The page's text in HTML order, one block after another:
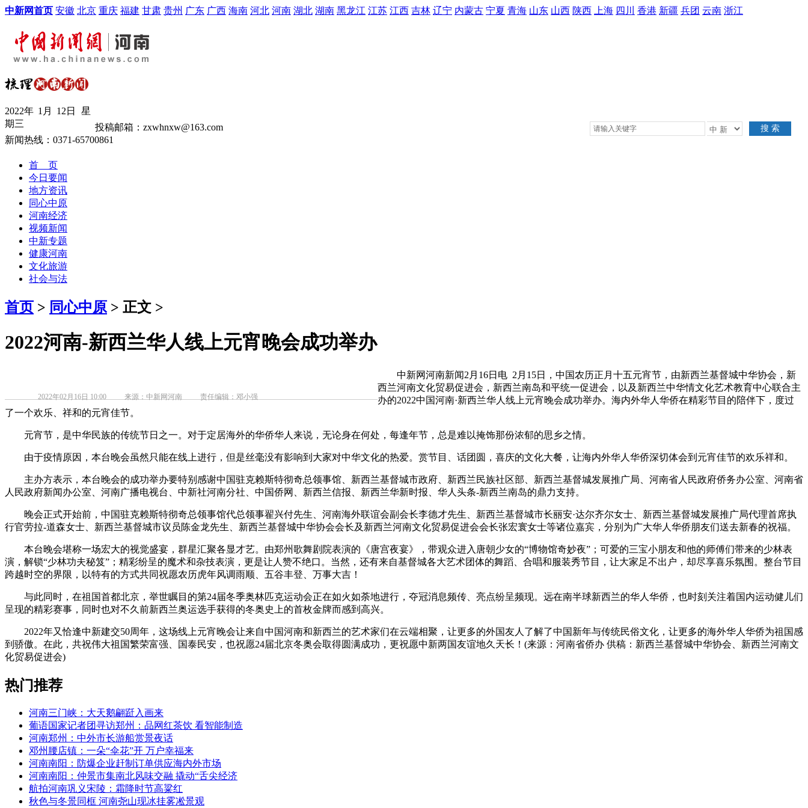
中新网首页 安徽 北京 重庆 福建 甘肃 贵州 广东 广西 海南 河北 河南 湖北 湖南 黑龙江 江苏 江西 吉林 辽宁 内蒙古 宁夏 青海 山东 山西 陕西 上海 四川 香港 新疆 兵团 云南 浙江
2022年 1月 12日
星
期三
搜 索
投稿邮箱：zxwhnxw@163.com
新闻热线：0371-65700861
首 页
今日要闻
地方资讯
同心中原
河南经济
视频新闻
中新专题
健康河南
文化旅游
社会与法
首页 > 同心中原 > 正文 >
2022河南-新西兰华人线上元宵晚会成功举办
2022年02月16日 10:00 来源：中新网河南 责任编辑：邓小强
中新网河南新闻2月16日电 2月15日，中国农历正月十五元宵节，由新西兰基督城中华协会，新
西兰河南文化贸易促进会，新西兰南岛和平统一促进会，以及新西兰中华情文化艺术教育中心联合主
办的2022中国河南·新西兰华人线上元宵晚会成功举办。海内外华人华侨在精彩节目的陪伴下，度过
了一个欢乐、祥和的元宵佳节。
元宵节，是中华民族的传统节日之一。对于定居海外的华侨华人来说，无论身在何处，每逢年节，总是难以掩饰那份浓郁的思乡之情。
由于疫情原因，本台晚会虽然只能在线上进行，但是丝毫没有影响到大家对中华文化的热爱。赏节目、话团圆，喜庆的文化大餐，让海内外华人华侨深切体会到元宵佳节的欢乐祥和。
主办方表示，本台晚会的成功举办要特别感谢中国驻克赖斯特彻奇总领事馆、新西兰基督城市政府、新西兰民族社区部、新西兰基督城发展推广局、河南省人民政府侨务办公室、河南省
人民政府新闻办公室、河南广播电视台、中新社河南分社、中国侨网、新西兰信报、新西兰华新时报、华人头条-新西兰南岛的鼎力支持。
晚会正式开始前，中国驻克赖斯特彻奇总领事馆代总领事翟兴付先生、河南海外联谊会副会长李德才先生、新西兰基督城市长丽安·达尔齐尔女士、新西兰基督城发展推广局代理首席执
行官劳拉-道森女士、新西兰基督城市议员陈金龙先生、新西兰基督城中华协会会长及新西兰河南文化贸易促进会会长张宏寰女士等诸位嘉宾，分别为广大华人华侨朋友们送去新春的祝福。
本台晚会堪称一场宏大的视觉盛宴，群星汇聚各显才艺。由郑州歌舞剧院表演的《唐宫夜宴》，带观众进入唐朝少女的“博物馆奇妙夜”；可爱的三宝小朋友和他的师傅们带来的少林表
演，解锁“少林功夫秘笈”；精彩纷呈的魔术和杂技表演，更是让人赞不绝口。当然，还有来自基督城各大艺术团体的舞蹈、合唱和服装秀节目，让大家足不出户，却尽享喜乐氛围。整台节目
跨越时空的界限，以特有的方式共同祝愿农历虎年风调雨顺、五谷丰登、万事大吉！
与此同时，在祖国首都北京，举世瞩目的第24届冬季奥林匹克运动会正在如火如荼地进行，夺冠消息频传、亮点纷呈频现。远在南半球新西兰的华人华侨，也时刻关注着国内运动健儿们
呈现的精彩赛事，同时也对不久前新西兰奥运选手获得的冬奥史上的首枚金牌而感到高兴。
2022年又恰逢中新建交50周年，这场线上元宵晚会让来自中国河南和新西兰的艺术家们在云端相聚，让更多的外国友人了解了中国新年与传统民俗文化，让更多的海外华人华侨为祖国感
到骄傲。在此，共祝伟大祖国繁荣富强、国泰民安，也祝愿24届北京冬奥会取得圆满成功，更祝愿中新两国友谊地久天长！(来源：河南省侨办 供稿：新西兰基督城中华协会、新西兰河南文
化贸易促进会)
热门推荐
河南三门峡：大天鹅翩跹入画来
葡语国家记者团寻访郑州：品网红茶饮 看智能制造
河南郑州：中外市长游船赏景夜话
邓州腰店镇：一朵“伞花”开 万户幸福来
河南南阳：防爆企业赶制订单供应海内外市场
河南南阳：仲景市集南北风味交融 撬动“舌尖经济
航拍河南巩义宋陵：霜降时节高粱红
秋色与冬景同框 河南尧山现冰挂雾凇景观